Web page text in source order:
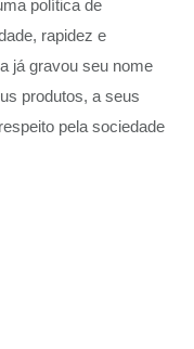
política de
rapidez e
já gravou seu nome
produtos, a seus
pela sociedade